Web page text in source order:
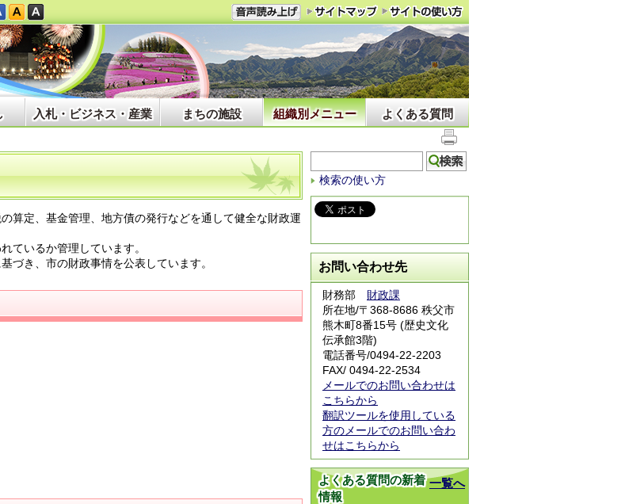
入札・ビジネス・産業 まちの施設 組織別メニュー よくある質問
算定、基金管理、地方債の発行などを通して健全な財政運
ているか管理しています。
づき、市の財政事情を公表しています。
検索の使い方
お問い合わせ先
財務部 財政課
所在地/〒368-8686 秩父市
熊木町8番15号 (歴史文化
伝承館3階)
電話番号/0494-22-2203
FAX/ 0494-22-2534
メールでのお問い合わせは
こちらから
翻訳ツールを使用している
方のメールでのお問い合わ
せはこちらから
一覧へ
よくある質問の新着
情報